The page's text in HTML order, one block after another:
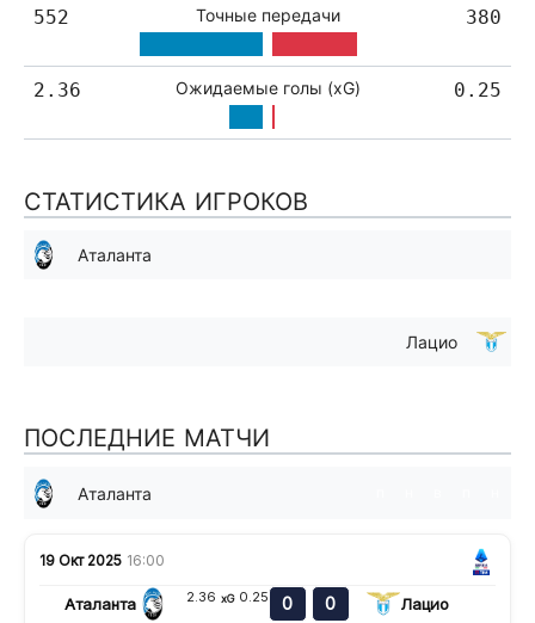
552 Точные передачи 380
2.36 Ожидаемые голы (xG) 0.25
СТАТИСТИКА ИГРОКОВ
Аталанта
Лацио
ПОСЛЕДНИЕ МАТЧИ
Аталанта
19 Окт 2025 16:00
Аталанта 2.36 xG 0.25 0 0 Лацио